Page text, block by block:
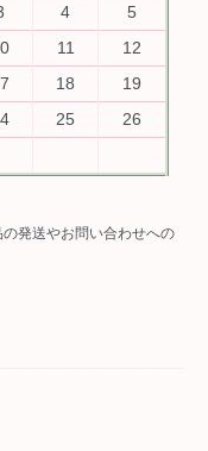
4
5
11
12
18
19
25
26
発送やお問い合わせへの